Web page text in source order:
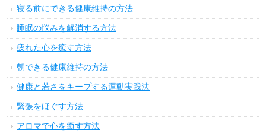
寝る前にできる健康維持の方法
睡眠の悩みを解消する方法
疲れた心を癒す方法
朝できる健康維持の方法
健康と若さをキープする運動実践法
緊張をほぐす方法
アロマで心を癒す方法